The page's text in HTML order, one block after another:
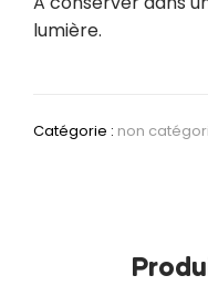
lumière.
Catégorie : non